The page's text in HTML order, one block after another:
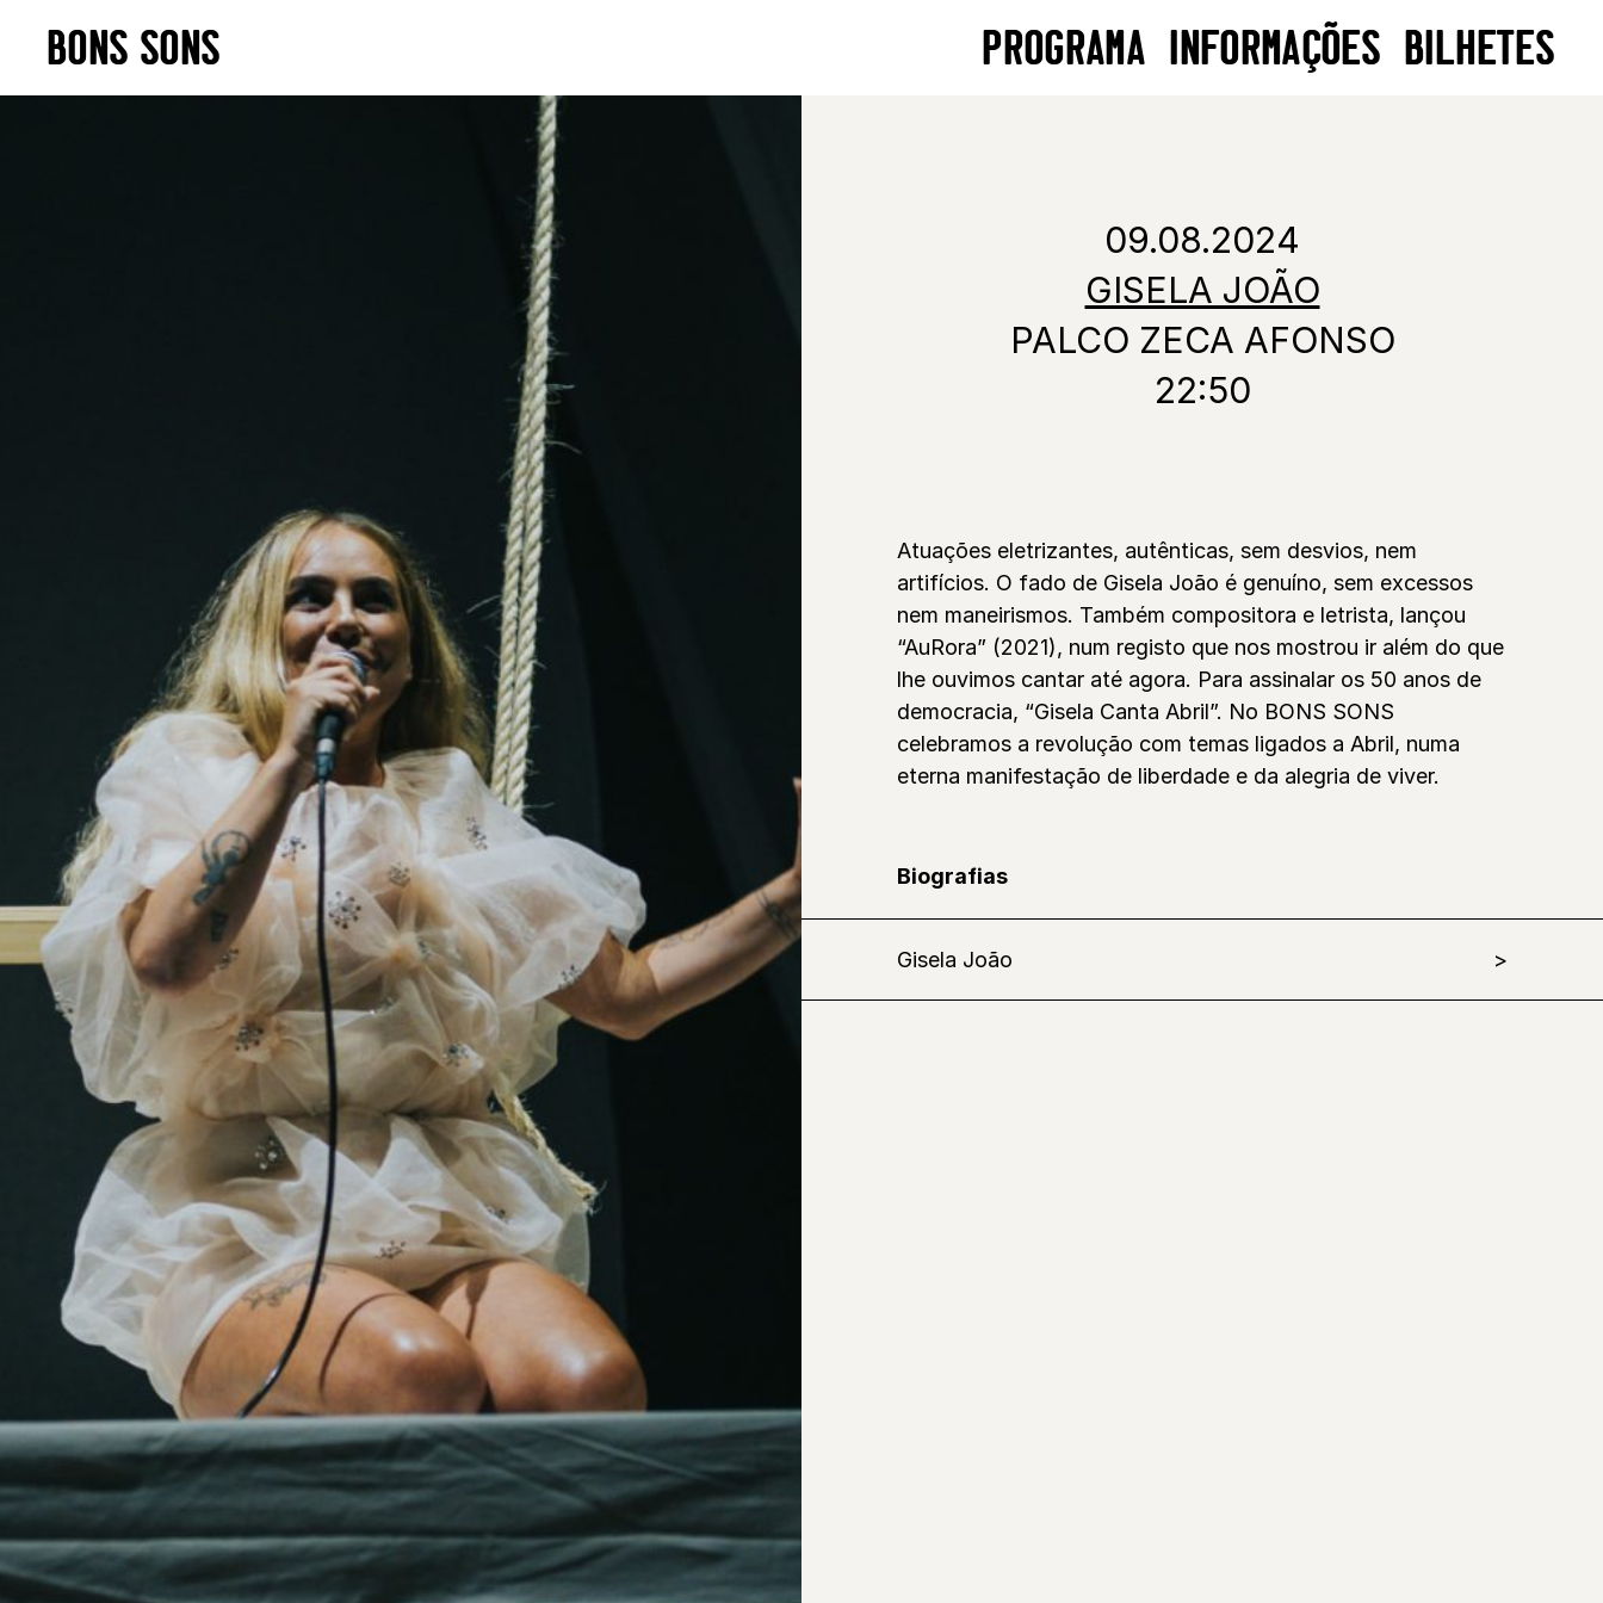
BONS SONS PROGRAMA INFORMAÇÕES BILHETES
09.08.2024
GISELA JOÃO
PALCO ZECA AFONSO
22:50
Atuações eletrizantes, autênticas, sem desvios, nem
artifícios. O fado de Gisela João é genuíno, sem excessos
nem maneirismos. Também compositora e letrista, lançou
“AuRora” (2021), num registo que nos mostrou ir além do que
lhe ouvimos cantar até agora. Para assinalar os 50 anos de
democracia, “Gisela Canta Abril”. No BONS SONS
celebramos a revolução com temas ligados a Abril, numa
eterna manifestação de liberdade e da alegria de viver.
Biografias
Gisela João
BONS SONS
SCOCS
PARTICIPAR
PLANO PARA A
DIVERSIDADE
PERGUNTAS
FREQUENTES